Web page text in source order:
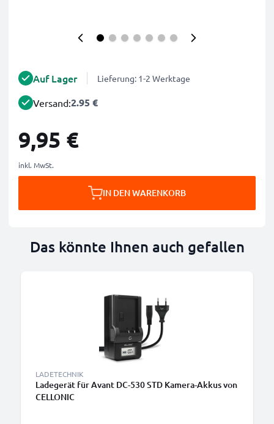
Auf Lager Lieferung: 1-2 Werktage
Versand:2.95 €
9,95 €
inkl. MwSt.
IN DEN WARENKORB
Das könnte Ihnen auch gefallen
LADETECHNIK
Ladegerät für Avant DC-530 STD Kamera-Akkus von
CELLONIC